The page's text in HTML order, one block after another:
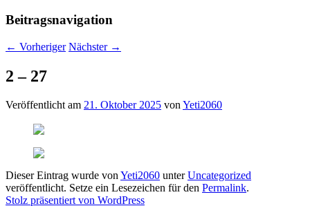
Beitragsnavigation
← Vorheriger Nächster →
2 – 27
Veröffentlicht am 21. Oktober 2025 vonYeti2060
Dieser Eintrag wurde vonYeti2060 unterUncategorized
veröffentlicht. Setze ein Lesezeichen für den Permalink.
Stolz präsentiert von WordPress